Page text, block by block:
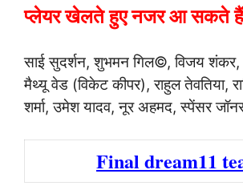
प्लेयर खेलते हुए नजर आ सकते
साई सुदर्शन, शुभमन गिल©, विजय शंकर,
मैथ्यू वेड (विकेट कीपर), राहुल तेवतिया,
शर्मा, उमेश यादव, नूर अहमद, स्पेंसर
Final dream11